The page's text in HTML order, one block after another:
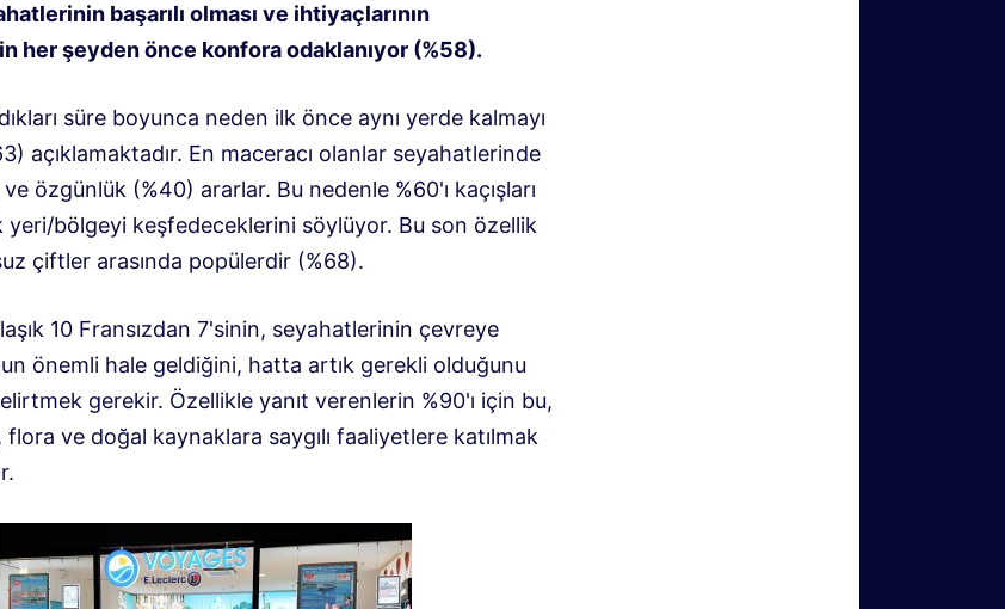
başarılı olması ve ihtiyaçlarının
her şeyden önce konfora odaklanıyor (%58).
süre boyunca neden ilk önce aynı yerde kalmayı
açıklamaktadır. En maceracı olanlar seyahatlerinde
özgünlük (%40) ararlar. Bu nedenle %60'ı kaçışları
yeri/bölgeyi keşfedeceklerini söylüyor. Bu son özellik
çiftler arasında popülerdir (%68).
10 Fransızdan 7'sinin, seyahatlerinin çevreye
önemli hale geldiğini, hatta artık gerekli olduğunu
gerekir. Özellikle yanıt verenlerin %90'ı için bu,
ve doğal kaynaklara saygılı faaliyetlere katılmak